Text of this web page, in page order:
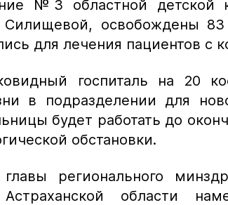
№3 областной детской
освобождены 83
для лечения пациентов с
госпиталь на 20
в подразделении для
будет работать до
обстановки.
регионального
области